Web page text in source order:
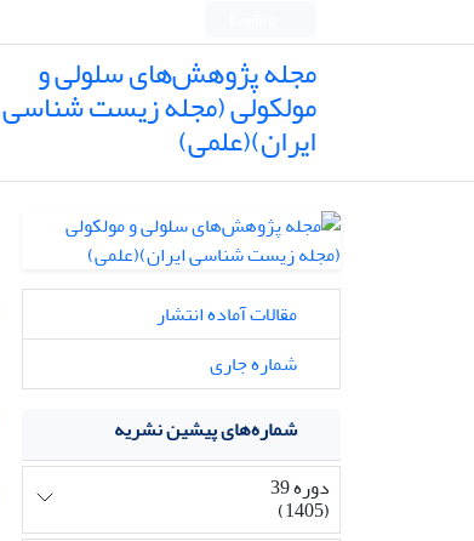
مجله پژوهش‌های سلولی و
مولکولی (مجله زیست شناسی
ایران)(علمی)
مقالات آماده انتشار
شماره جاری
شماره‌های پیشین نشریه
دوره 39
(1405)